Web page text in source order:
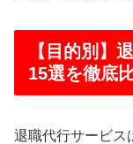
【目的別】
15選を徹底
退職代行サービス